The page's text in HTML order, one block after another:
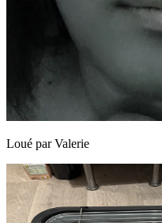
Loué parValerie